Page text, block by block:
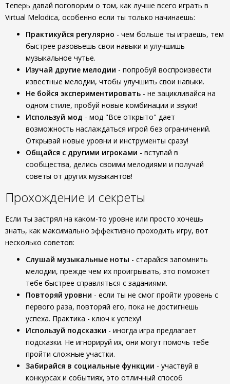
Теперь давай поговорим о том, как лучше всего играть в
Virtual Melodica, особенно если ты только начинаешь:
Практикуйся регулярно - чем больше ты играешь, тем
быстрее разовьешь свои навыки и улучшишь
музыкальное чутье.
Изучай другие мелодии - попробуй воспроизвести
известные мелодии, чтобы улучшить свои навыки.
Не бойся экспериментировать - не зацикливайся на
одном стиле, пробуй новые комбинации и звуки!
Используй мод - мод "Все открыто" дает
возможность наслаждаться игрой без ограничений.
Открывай новые уровни и инструменты сразу!
Общайся с другими игроками - вступай в
сообщества, делись своими мелодиями и получай
советы от других музыкантов!
Прохождение и секреты
Если ты застрял на каком-то уровне или просто хочешь
знать, как максимально эффективно проходить игру, вот
несколько советов:
Слушай музыкальные ноты - старайся запомнить
мелодии, прежде чем их проигрывать, это поможет
тебе быстрее справляться с заданиями.
Повторяй уровни - если ты не смог пройти уровень с
первого раза, повторяй его, пока не достигнешь
успеха. Практика - ключ к успеху!
Используй подсказки - иногда игра предлагает
подсказки. Не игнорируй их, они могут помочь тебе
пройти сложные участки.
Забирайся в социальные функции - участвуй в
конкурсах и событиях, это отличный способ